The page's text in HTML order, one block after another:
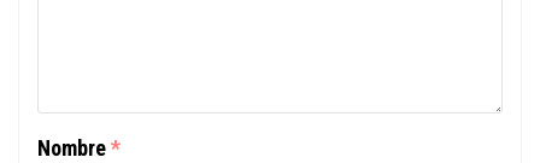
Nombre*